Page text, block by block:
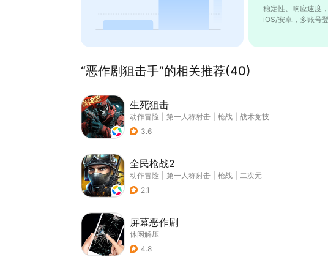
稳定性、响应速度
iOS/安卓，多账号
“恶作剧狙击手”的相关推荐(40)
生死狙击
动作冒险 第一人称射击 枪战
战术竞技
3.6
全民枪战2
动作冒险 第一人称射击 枪战
二次元
2.1
屏幕恶作剧
休闲解压
4.8